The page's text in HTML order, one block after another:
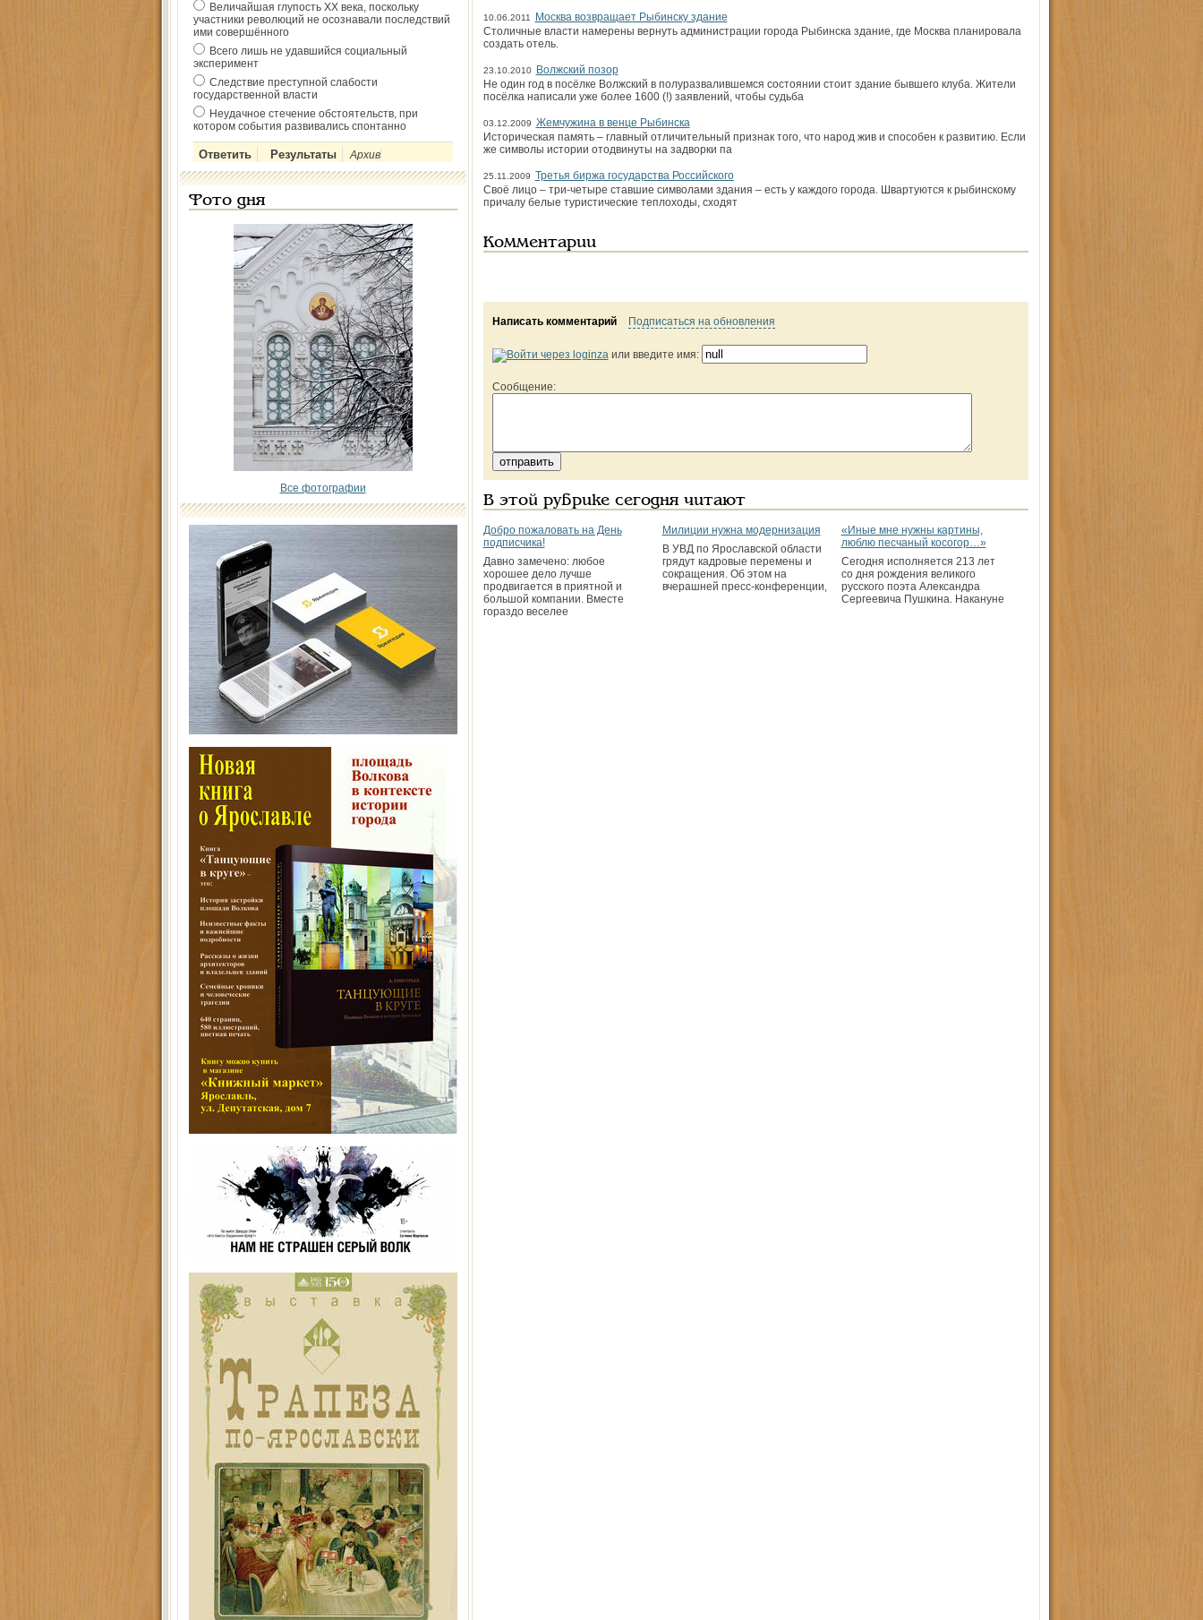
Величайшая глупость ХХ века, поскольку
участники революций не осознавали последствий
ими совершённого
Всего лишь не удавшийся социальный
эксперимент
Следствие преступной слабости
государственной власти
Неудачное стечение обстоятельств, при
котором события развивались спонтанно
Архив
Фото дня
Все фотографии
10.06.2011
Москва возвращает Рыбинску здание
Столичные власти намерены вернуть администрации города Рыбинска здание, где Москва планировала
создать отель.
23.10.2010
Волжский позор
Не один год в посёлке Волжский в полуразвалившемся состоянии стоит здание бывшего клуба. Жители
посёлка написали уже более 1600 (!) заявлений, чтобы судьба
03.12.2009 Жемчужина в венце Рыбинска
Историческая память – главный отличительный признак того, что народ жив и способен к развитию. Если
же символы истории отодвинуты на задворки па
25.11.2009 Третья биржа государства Российского
Своё лицо – три-четыре ставшие символами здания – есть у каждого города. Швартуются к рыбинскому
причалу белые туристические теплоходы, сходят
Комментарии
Написать комментарий Подписаться на обновления
или введите имя:
Сообщение:
В этой рубрике сегодня читают
Добро пожаловать на День
подписчика!
Давно замечено: любое
хорошее дело лучше
продвигается в приятной и
большой компании. Вместе
гораздо веселее
Милиции нужна модернизация
В УВД по Ярославской области
грядут кадровые перемены и
сокращения. Об этом на
вчерашней пресс-конференции,
«Иные мне нужны картины,
люблю песчаный косогор…»
Сегодня исполняется 213 лет
со дня рождения великого
русского поэта Александра
Сергеевича Пушкина. Накануне